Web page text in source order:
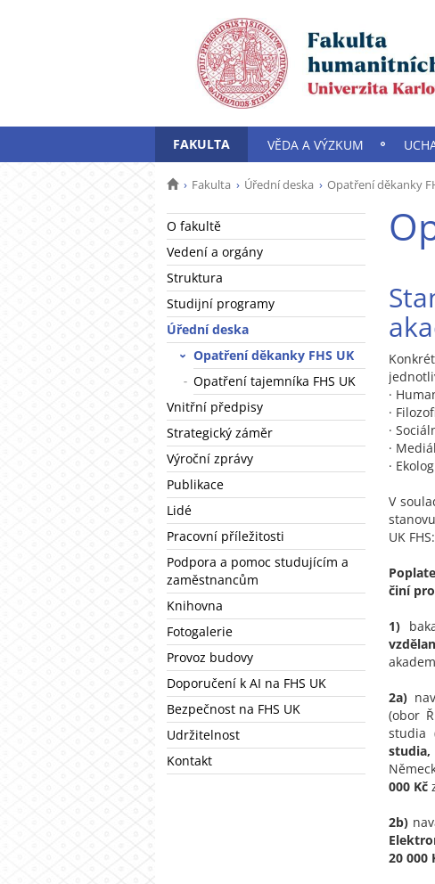
FAKULTA VĚDA A VÝZKUM
Fakulta Úřední deska Opatření děkanky
O fakultě
Vedení a orgány
Struktura
Studijní programy
Úřední deska
Opatření děkanky FHS UK
Opatření tajemníka FHS UK
Vnitřní předpisy
Strategický záměr
Výroční zprávy
Publikace
Lidé
Pracovní příležitosti
Podpora a pomoc studujícím a
zaměstnancům
Knihovna
Fotogalerie
Provoz budovy
Doporučení k AI na FHS UK
Bezpečnost na FHS UK
Udržitelnost
Kontakt
·
·
·
·
·
V
UK FHS:
činí
1)
2a)
(obor
studia
000 Kč
2b)
20 000